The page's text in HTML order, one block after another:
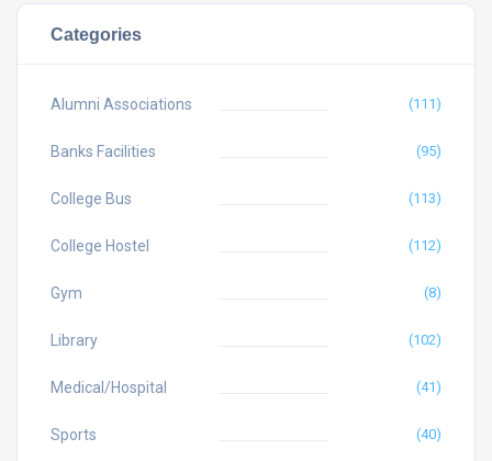
Categories
Alumni Associations (111)
Banks Facilities (95)
College Bus (113)
College Hostel (112)
Gym (8)
Library (102)
Medical/Hospital (41)
Sports (40)